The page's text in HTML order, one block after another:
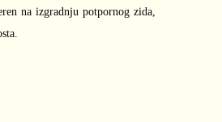
na izgradnju potpornog zida,